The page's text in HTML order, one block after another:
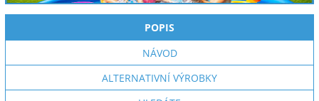
POPIS
NÁVOD
ALTERNATIVNÍ VÝROBKY